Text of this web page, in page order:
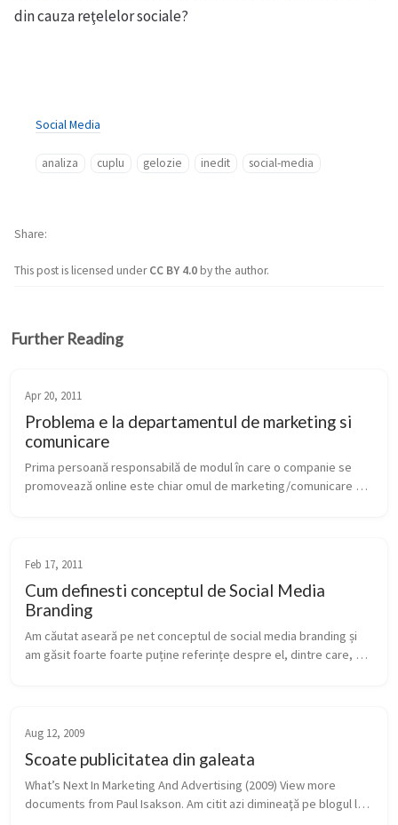
din cauza reţelelor sociale?
Social Media
analiza cuplu gelozie inedit social-media
This post is licensed underCC BY 4.0by the author.
Share
Further Reading
Apr 20, 2011
Problema e la departamentul de marketing si
comunicare
Prima persoană responsabilă de modul în care o companie se
promovează online este chiar omul de marketing/comunicare
Feb 17, 2011
Cum definesti conceptul de Social Media
Branding
Am căutat aseară pe net conceptul de social media branding și
am găsit foarte foarte puține referințe despre el, dintre care,
Aug 12, 2009
Scoate publicitatea din galeata
What’s Next In Marketing And Advertising (2009) View more
documents from Paul Isakson. Am citit azi dimineaţă pe blogul lui